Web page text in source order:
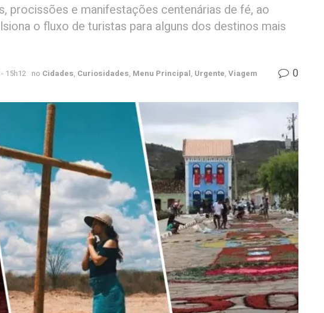
procissões e manifestações centenárias de fé, ao
o fluxo de turistas para alguns dos destinos mais
15h12 no Cidades, Curiosidades, Menu Principal, Urgente, Viagem 0